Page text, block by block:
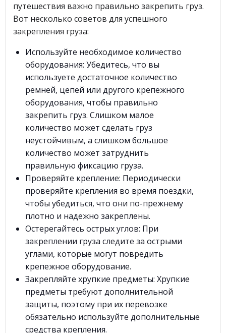
путешествия важно правильно закрепить груз.
Вот несколько советов для успешного
закрепления груза:
Используйте необходимое количество
оборудования: Убедитесь, что вы
используете достаточное количество
ремней, цепей или другого крепежного
оборудования, чтобы правильно
закрепить груз. Слишком малое
количество может сделать груз
неустойчивым, а слишком большое
количество может затруднить
правильную фиксацию груза.
Проверяйте крепление: Периодически
проверяйте крепления во время поездки,
чтобы убедиться, что они по-прежнему
плотно и надежно закреплены.
Остерегайтесь острых углов: При
закреплении груза следите за острыми
углами, которые могут повредить
крепежное оборудование.
Закрепляйте хрупкие предметы: Хрупкие
предметы требуют дополнительной
защиты, поэтому при их перевозке
обязательно используйте дополнительные
средства крепления.